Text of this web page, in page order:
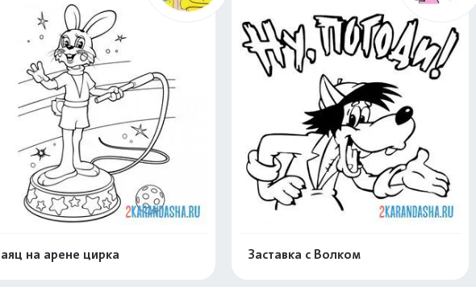
на арене цирка Заставка с Волком